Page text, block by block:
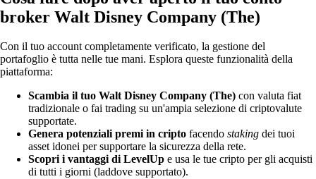
broker Walt Disney Company (The)
Con il tuo account completamente verificato, la gestione del
portafoglio è tutta nelle tue mani. Esplora queste funzionalità della
piattaforma:
Scambia il tuo Walt Disney Company (The) con valuta fiat
tradizionale o fai trading su un'ampia selezione di criptovalute
supportate.
Genera potenziali premi in cripto facendo staking dei tuoi
asset idonei per supportare la sicurezza della rete.
Scopri i vantaggi di LevelUp e usa le tue cripto per gli acquisti
di tutti i giorni (laddove supportato).